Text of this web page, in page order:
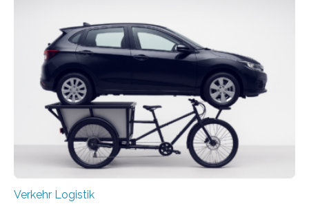
die Zahl der Verkehrstoten sogar um 35 Prozent. Die
Studie ist in der Zeitschrift Transportation Research
Part A: Policy and Practice vom 5. August 2025 online
veröffentlicht. Die deutschen Autobahnen sind…
Verkehr Logistik